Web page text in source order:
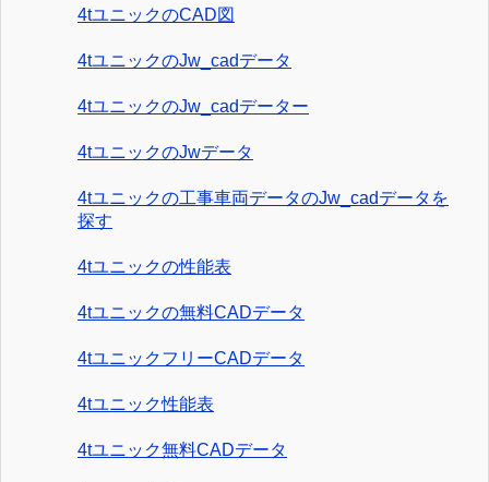
4tユニックのCAD図
4tユニックのJw_cadデータ
4tユニックのJw_cadデーター
4tユニックのJwデータ
4tユニックの工事車両データのJw_cadデータを
探す
4tユニックの性能表
4tユニックの無料CADデータ
4tユニックフリーCADデータ
4tユニック性能表
4tユニック無料CADデータ